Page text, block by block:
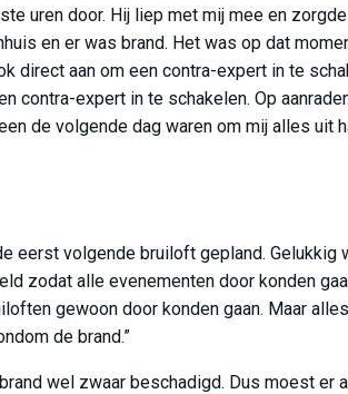
uren door. Hij liep met mij mee en
en er was brand. Het was op dat
direct aan om een contra-expert in te
contra-expert in te schakelen. Op
de volgende dag waren om mij alles uit
eerst volgende bruiloft gepland. Gelukkig
zodat alle evenementen door konden
gewoon door konden gaan. Maar
de brand.”
wel zwaar beschadigd. Dus moest er